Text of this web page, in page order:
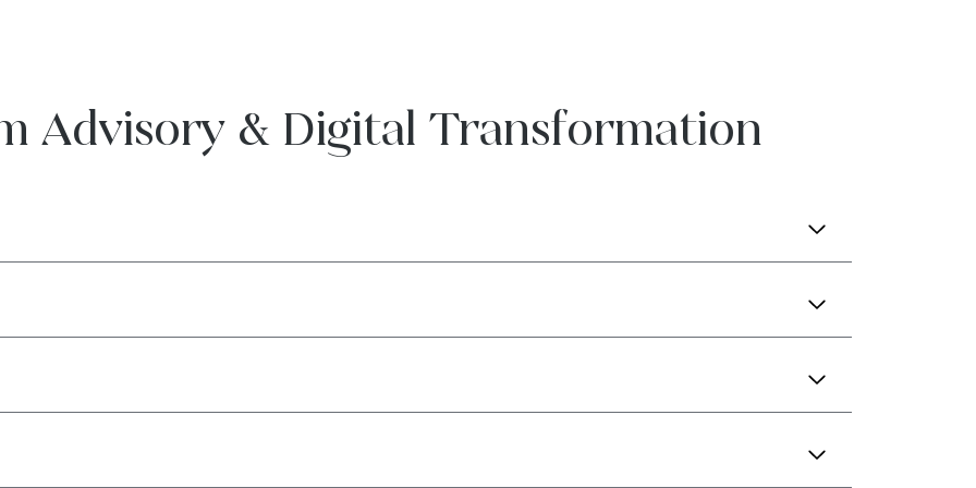
Advisory & Digital Transformation
nuvarande kapacitet och brister
– Prioritera och strukturera initiativ.